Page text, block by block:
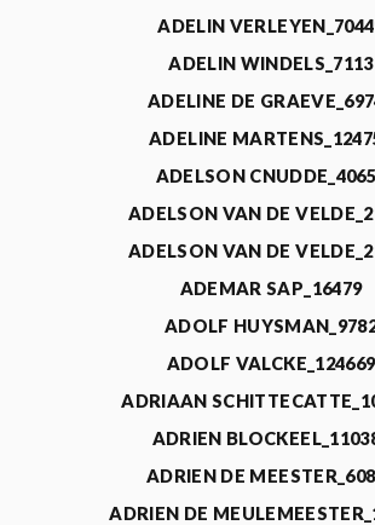
ADELIN
ADELIN WINDELS_7113
ADELINE DE
ADELINE
ADELSON
ADELSON VAN DE
ADELSON VAN DE
ADEMAR SAP_16479
ADOLF
ADOLF VALCKE_124669
ADRIAAN
ADRIEN
ADRIEN DE
ADRIEN DE